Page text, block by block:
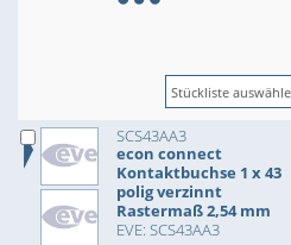
SCS43AA3
econ connect
Kontaktbuchse 1 x 43
polig verzinnt
Rastermaß 2,54 mm
EVE: SCS43AA3